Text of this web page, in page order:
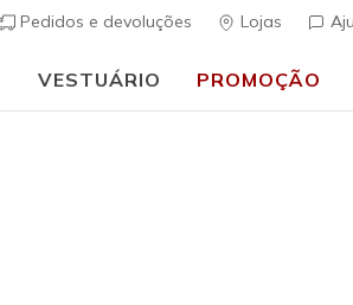
Pedidos e devoluções Lojas
VESTUÁRIO PROMOÇÃO